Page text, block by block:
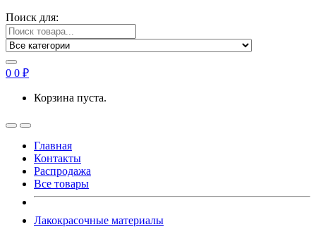
Поиск для:
0 0 ₽
Корзина пуста.
Главная
Контакты
Распродажа
Все товары
Лакокрасочные материалы